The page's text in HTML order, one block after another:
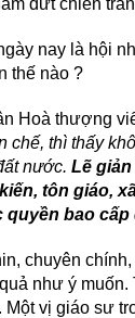
nay là hội
thế nào ?
Hoà thượng
chế, thì thấy
nước.Lẽ
tôn giáo,
quyền bao cấp
chuyên
như ý
Một vị giáo sư